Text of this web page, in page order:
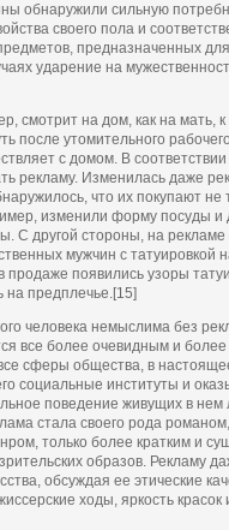
обнаружили сильную
своего пола и
предназначенных
ударение на
смотрит на дом, как на мать, к
после утомительного
с домом. В соответствии
рекламу. Изменилась даже
что их покупают
изменили форму посуды и
С другой стороны, на рекламе
мужчин с татуировкой
продаже появились узоры
на предплечье.[15]
человека немыслима без
все более очевидным и
сферы общества, в
социальные институты и
поведение живущих в нем
стала своего рода
только более кратким и
образов. Рекламу
обсуждая ее этические
ходы, яркость красок